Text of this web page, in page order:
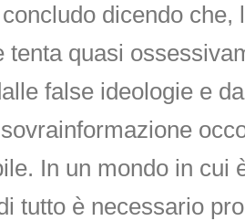
dicendo che,
tenta quasi
false ideologie e
In un mondo in cui
tutto è necessario